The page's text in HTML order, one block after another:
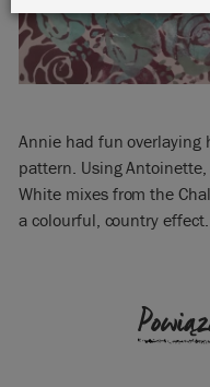
Annie had fun overlaying
pattern. Using Antoinette,
White mixes from the
a colourful, country effect.